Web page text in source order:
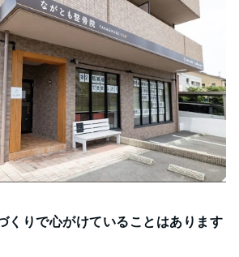
りで心がけていることはあります